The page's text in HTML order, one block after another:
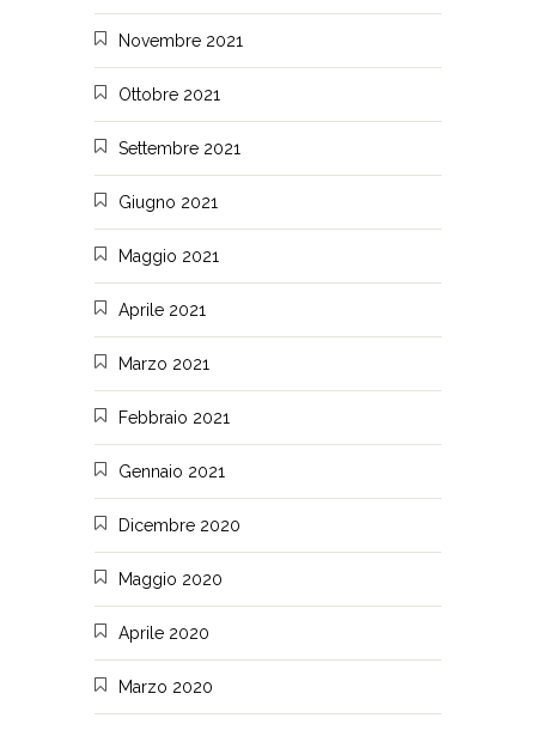
Novembre 2021
Ottobre 2021
Settembre 2021
Giugno 2021
Maggio 2021
Aprile 2021
Marzo 2021
Febbraio 2021
Gennaio 2021
Dicembre 2020
Maggio 2020
Aprile 2020
Marzo 2020